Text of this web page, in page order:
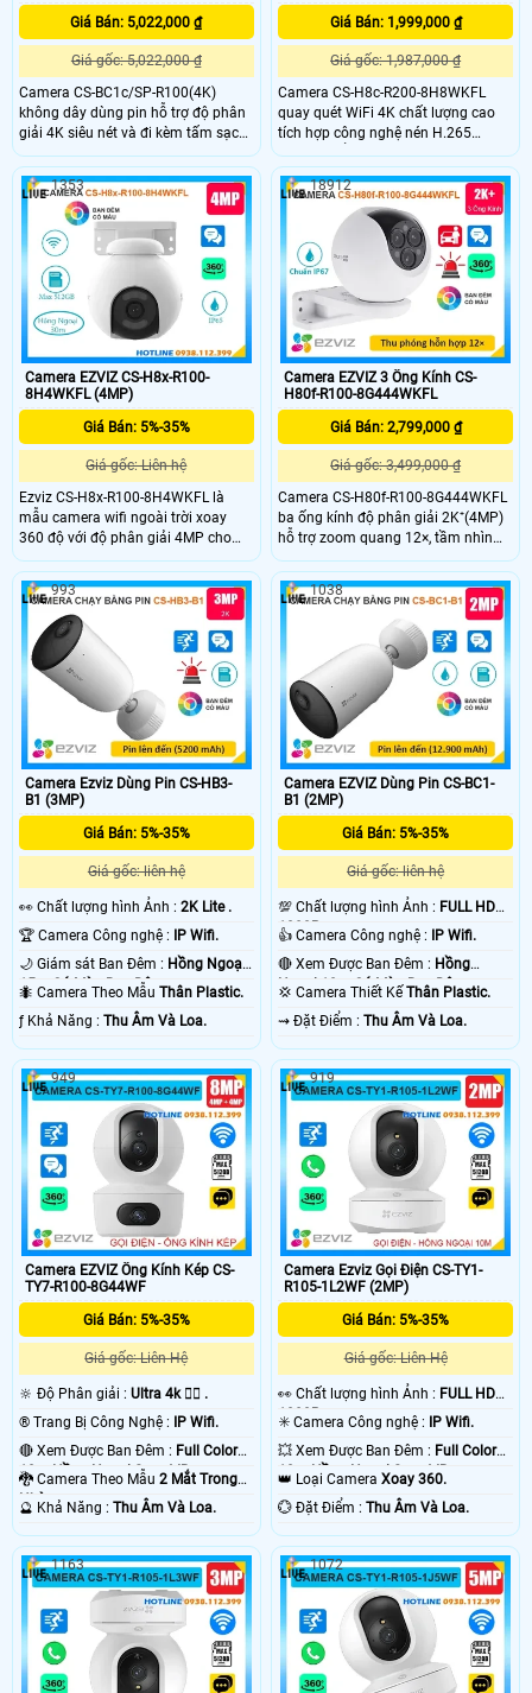
Giá Bán: 5,022,000 ₫
Giá gốc: 5,022,000 ₫
Camera CS-BC1c/SP-R100(4K)
không dây dùng pin hỗ trợ độ phân
giải 4K siêu nét và đi kèm tấm sạc
năng lượng mặt trời tiện lợi. Camera
tích hợp công nghệ nén H.265 phát
hiện thông minh, đàm thoại 2 chiều
cùng hồng ngoại và đèn trợ sáng
tầm xa 15m. Thiết kế chuẩn IP65
giúp camera hoạt động bền bỉ trong
mọi điều kiện thời tiết
Giá Bán: 1,999,000 ₫
Giá gốc: 1,987,000 ₫
Camera CS-H8c-R200-8H8WKFL
quay quét WiFi 4K chất lượng cao
tích hợp công nghệ nén H.265
camera nổi bật với khả năng phát
hiện người, phương tiện, theo dõi
chuyển động thông minh và cảnh
báo hiệu quả bằng còi, đèn chớp.
Với hồng ngoại 30m, đèn trợ sáng
20m, đàm thoại 2 chiều và tiêu
chuẩn IP65, đây là lựa chọn lý tưởng
cho việc giám sát an ninh
Camera EZVIZ CS-H8x-R100-
8H4WKFL (4MP)
Giá Bán: 5%-35%
Giá gốc: Liên hệ
Ezviz CS-H8x-R100-8H4WKFL là
mẫu camera wifi ngoài trời xoay
360 độ với độ phân giải 4MP cho
chất lượng hình ảnh sắc nét.
Camera hỗ trợ các tính năng nổi bật
như phát hiện người và phương tiện
công nghệ AI độ chính xác cao, thu
phóng tự động theo dõi chuyển
động, quan sát ban đêm có màu
giúp bảo vệ an ninh tối ưu.
1353
Camera EZVIZ 3 Ống Kính CS-
H80f-R100-8G444WKFL
Giá Bán: 2,799,000 ₫
Giá gốc: 3,499,000 ₫
Camera CS-H80f-R100-8G444WKFL
ba ống kính độ phân giải 2K⁺(4MP)
hỗ trợ zoom quang 12×, tầm nhìn
hồng ngoại 30m và có màu ban
đêm lên đến 20m. Camera quay
xoay 360° tích hợp đàm thoại hai
chiều, còi báo động và đèn chớp
giúp tăng cường an ninh. Chuẩn
IP67 đảm bảo khả năng chống bụi,
nước, hoạt động bền bỉ trong mọi
điều kiện thời tiết.
18912
Camera Ezviz Dùng Pin CS-HB3-
B1 (3MP)
Giá Bán: 5%-35%
Giá gốc: liên hệ
️👀 Chất lượng hình Ảnh : 2K Lite .
🏆 Camera Công nghệ : IP Wifi.
🌙 Giám sát Ban Đêm : Hồng Ngoại
15m Có Màu Ban Ðêm.
🐜 Camera Theo Mẫu Thân Plastic.
️ƒ Khả Năng : Thu Âm Và Loa.
993
Camera EZVIZ Dùng Pin CS-BC1-
B1 (2MP)
Giá Bán: 5%-35%
Giá gốc: liên hệ
💯 Chất lượng hình Ảnh : FULL HD
1080P .
👍 Camera Công nghệ : IP Wifi.
🔴 Xem Được Ban Đêm : Hồng
Ngoại 10m Có Màu Ban Ðêm.
💢 Camera Thiết KếThân Plastic.
️⇝ Đặt Điểm :Thu Âm Và Loa.
1038
Camera EZVIZ Ống Kính Kép CS-
TY7-R100-8G44WF
Giá Bán: 5%-35%
Giá gốc: Liên Hệ
🔆 Độ Phân giải : Ultra 4k 👍🏾 .
®️ Trang Bị Công Nghệ :
IP Wifi.
🔴 Xem Được Ban Đêm : Full Color
10m Hồng Ngoại Smart IR.
🐉️ Camera Theo Mẫu 2 Mắt Trong
Nhà.
️🔮 Khả Năng : Thu Âm Và Loa.
949
Camera Ezviz Gọi Điện CS-TY1-
R105-1L2WF (2MP)
Giá Bán: 5%-35%
Giá gốc: Liên Hệ
️👀 Chất lượng hình Ảnh : FULL HD
1080P .
✳️ Camera Công nghệ :
IP Wifi.
💥 Xem Được Ban Đêm : Full Color
10m Hồng Ngoại Smart IR.
👑 Loại CameraXoay 360.
️💮 Đặt Điểm :Thu Âm Và Loa.
919
1163 1072